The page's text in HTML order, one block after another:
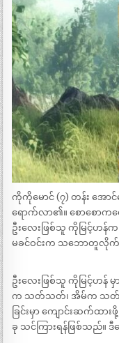
ကိုကိုမောင် (၇) တန်း အောင်
ရောက်လာ၏။ စောစောက
ဦးလေးဖြစ်သူ ကိုမြင့်ဟန်
မခင်ဝင်းက သဘောတူလိုက်ခ
ဦးလေးဖြစ်သူ ကိုမြင့်ဟန်
က သတ်သတ်၊ အိမ်က သတ်သ
ခြင်းမှာ ကျောင်းဆက်ထ
ခု သင်ကြားရန်ဖြစ်သည်။ ဒီ